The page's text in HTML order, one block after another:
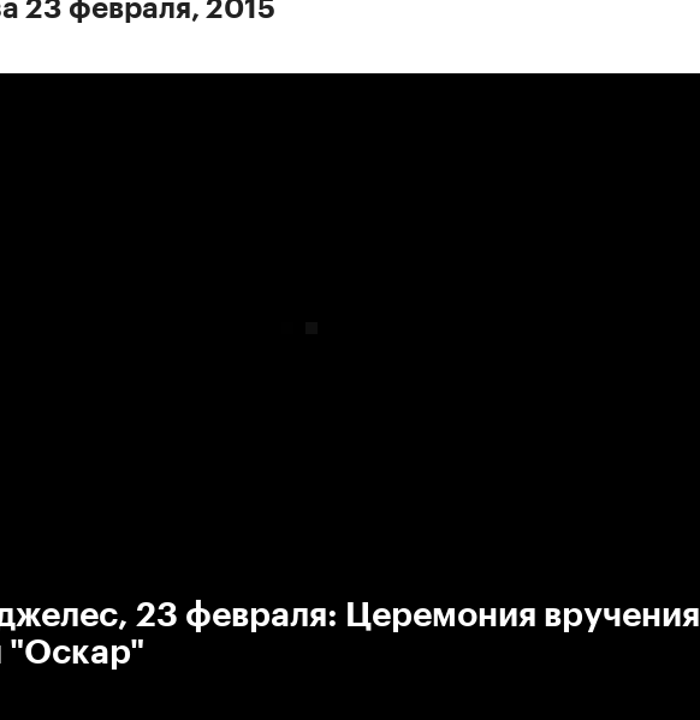
23 февраля, 2015
23 февраля: Церемония вручения
"Оскар"